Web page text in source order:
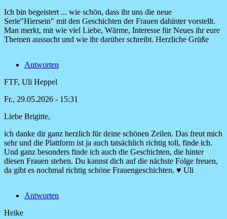
Ich bin begeistert ... wie schön, dass ihr uns die neue
Serie"Hiersein" mit den Geschichten der Frauen dahinter vorstellt.
Man merkt, mit wie viel Liebe, Wärme, Interesse für Neues ihr eure
Themen aussucht und wie ihr darüber schreibt. Herzliche Grüße
Antworten
FTF, Uli Heppel
Fr., 29.05.2026 - 15:31
Liebe Brigitte,
ich danke dir ganz herzlich für deine schönen Zeilen. Das freut mich
sehr und die Plattform ist ja auch tatsächlich richtig toll, finde ich.
Und ganz besonders finde ich auch die Geschichten, die hinter
diesen Frauen stehen. Du kannst dich auf die nächste Folge freuen,
da gibt es nochmal richtig schöne Frauengeschichten. ♥ Uli
Antworten
Heike